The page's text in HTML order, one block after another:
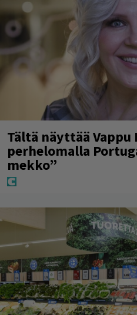
Tältä näyttää Vappu
perhelomalla
mekko”